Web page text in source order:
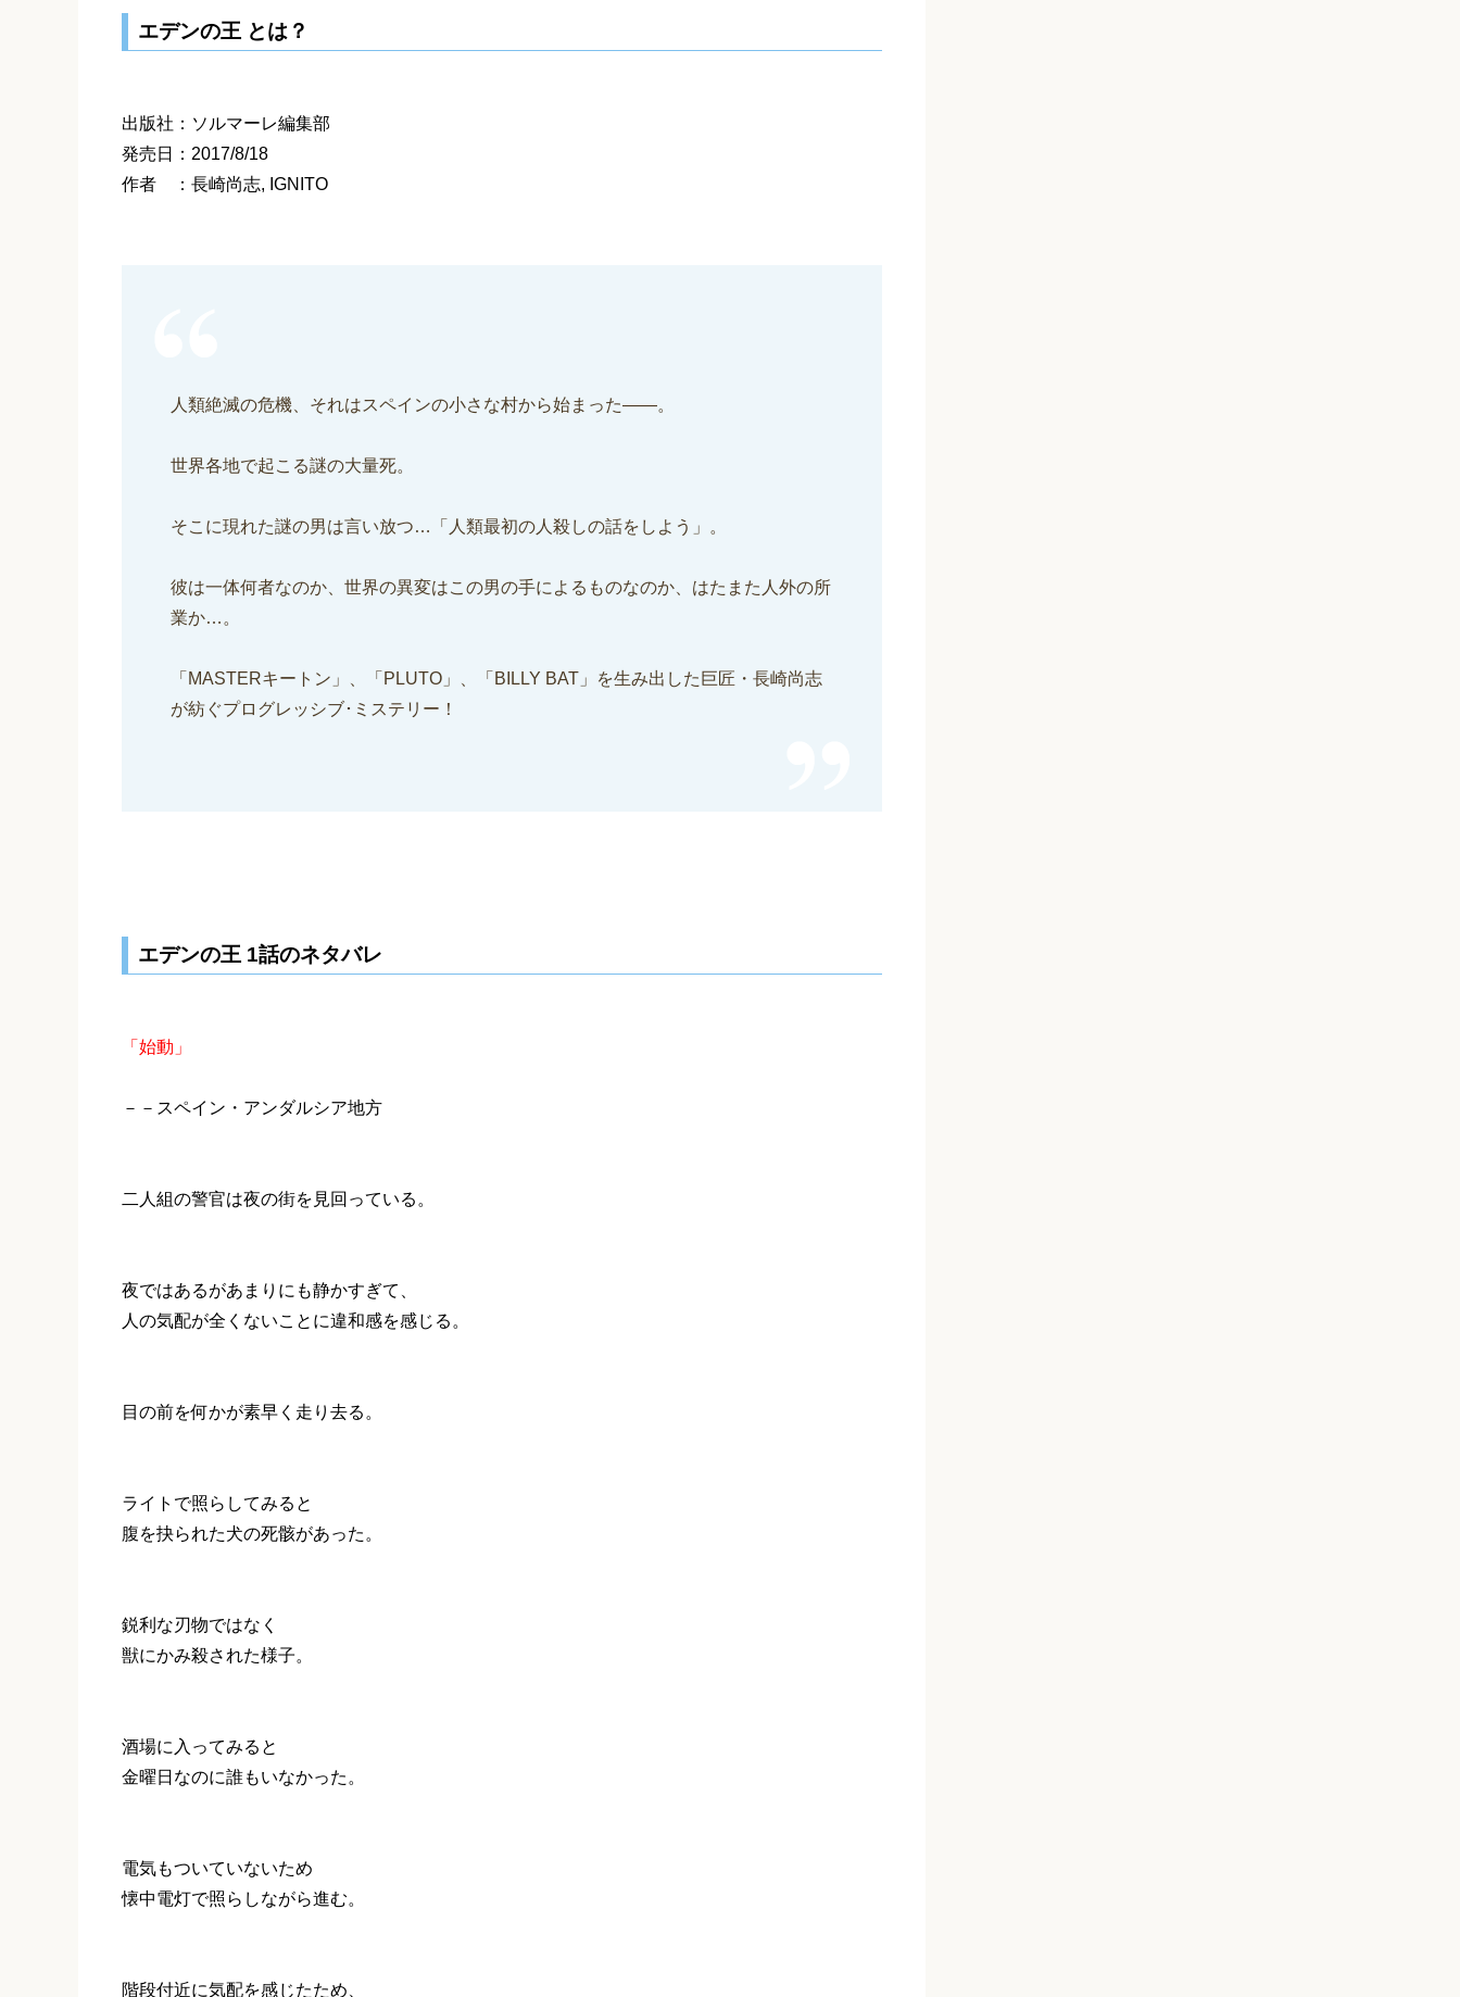
エデンの王 とは？
出版社：ソルマーレ編集部
発売日：2017/8/18
作者 ：長崎尚志, IGNITO
人類絶滅の危機、それはスペインの小さな村から始まった――。
世界各地で起こる謎の大量死。
そこに現れた謎の男は言い放つ…「人類最初の人殺しの話をしよう」。
彼は一体何者なのか、世界の異変はこの男の手によるものなのか、はたまた人外の所
業か…。
「MASTERキートン」、「PLUTO」、「BILLY BAT」を生み出した巨匠・長崎尚志
が紡ぐプログレッシブ･ミステリー！
エデンの王 1話のネタバレ
「始動」
－－スペイン・アンダルシア地方
二人組の警官は夜の街を見回っている。
夜ではあるがあまりにも静かすぎて、
人の気配が全くないことに違和感を感じる。
目の前を何かが素早く走り去る。
ライトで照らしてみると
腹を抉られた犬の死骸があった。
鋭利な刃物ではなく
獣にかみ殺された様子。
酒場に入ってみると
金曜日なのに誰もいなかった。
電気もついていないため
懐中電灯で照らしながら進む。
階段付近に気配を感じたため、